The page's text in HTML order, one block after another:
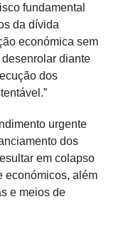
fundamental
da dívida
económica sem
diante
dos
urgente
dos
em colapso
económicos, além
e meios de